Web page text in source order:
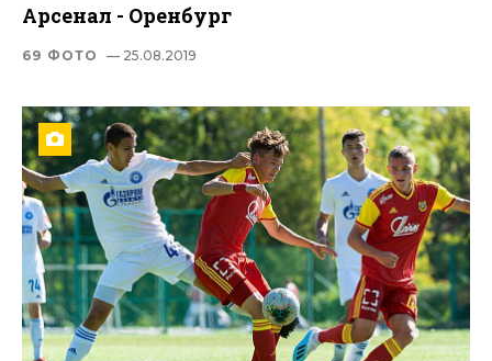
Арсенал - Оренбург
69 ФОТО — 25.08.2019